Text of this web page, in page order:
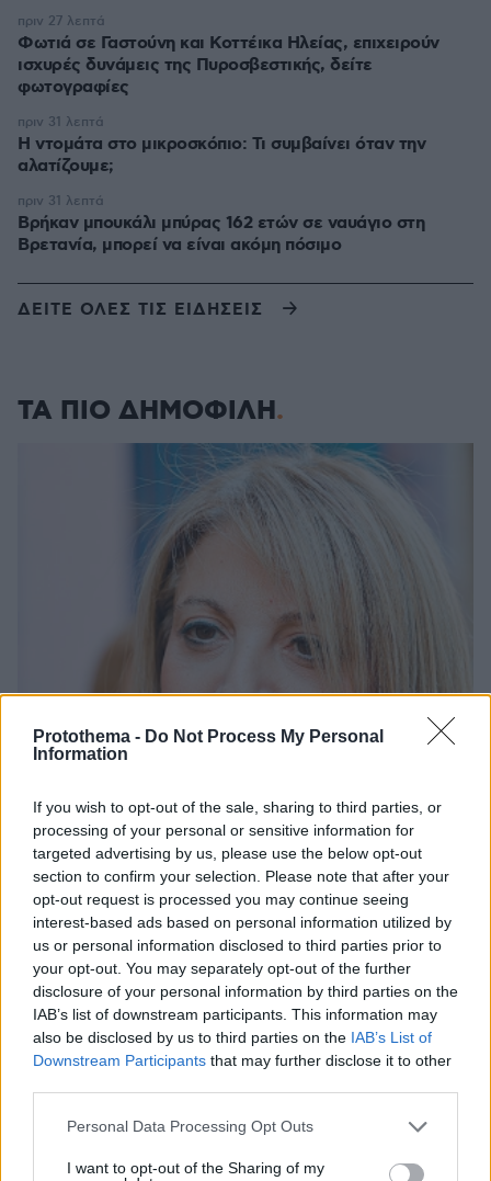
Protothema - Do Not Process My Personal
Information
If you wish to opt-out of the sale, sharing to third parties, or
processing of your personal or sensitive information for
targeted advertising by us, please use the below opt-out
section to confirm your selection. Please note that after your
opt-out request is processed you may continue seeing
interest-based ads based on personal information utilized by
us or personal information disclosed to third parties prior to
your opt-out. You may separately opt-out of the further
disclosure of your personal information by third parties on the
IAB’s list of downstream participants. This information may
also be disclosed by us to third parties on the IAB’s List of
Downstream Participants that may further disclose it to other
Please note that this website/app uses one or more Google
not limited to your visit or usage behaviour. You may click to
Personal Data Processing Opt Outs
I want to opt-out of the Sharing of my
Φωτιά σε Γαστούνη και Κοττέικα Ηλείας, επιχειρούν
ισχυρές δυνάμεις της Πυροσβεστικής, δείτε
φωτογραφίες
πριν 27 λεπτά
Η ντομάτα στο μικροσκόπιο: Τι συμβαίνει όταν την
αλατίζουμε;
πριν 31 λεπτά
Βρήκαν μπουκάλι μπύρας 162 ετών σε ναυάγιο στη
Βρετανία, μπορεί να είναι ακόμη πόσιμο
πριν 31 λεπτά
ΔΕΙΤΕ ΟΛΕΣ ΤΙΣ ΕΙΔΗΣΕΙΣ
ΤΑ ΠΙΟ ΔΗΜΟΦΙΛΗ
Κόμμα Καρυστιανού: Γιατί χάνεται μέσα σε δύο
μήνες η «Ελπίδα» της προέδρου Μαρίας
10.08.2026, 14:19